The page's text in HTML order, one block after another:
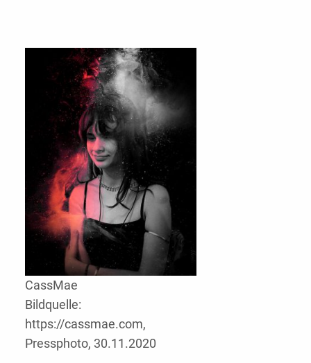
CassMae
Bildquelle:
https://cassmae.com,
Pressphoto, 30.11.2020